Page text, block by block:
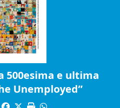
500esima e ultima
Unemployed”